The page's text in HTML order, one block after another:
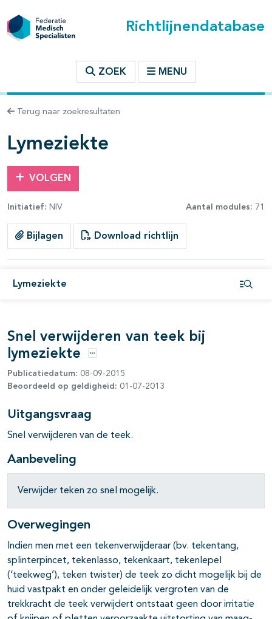
Richtlijnendatabase
ZOEK MENU
Terug naar zoekresultaten
Lymeziekte
VOLGEN
Initiatief: NIV Aantal modules: 71
Bijlagen Download richtlijn
Lymeziekte
binnen deze richtlijn
open- en dichtklappen
open- en dichtklappen
open- en dichtklappen
open- en dichtklappen
open- en dichtklappen
open- en dichtklappen
Snel verwijderen van teek bij
lymeziekte
Opties
Publicatiedatum: 08-09-2015
Beoordeeld op geldigheid: 01-07-2013
Uitgangsvraag
Snel verwijderen van de teek.
Aanbeveling
Verwijder teken zo snel mogelijk.
Overwegingen
Indien men met een tekenverwijderaar (bv. tekentang,
splinterpincet, tekenlasso, tekenkaart, tekenlepel
(‘teekweg’), teken twister) de teek zo dicht mogelijk bij de
huid vastpakt en onder geleidelijk vergroten van de
trekkracht de teek verwijdert ontstaat geen door irritatie